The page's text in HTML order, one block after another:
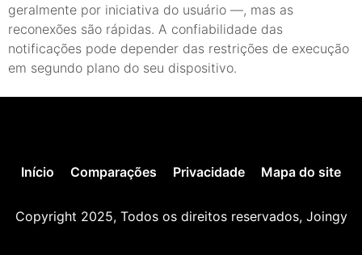
geralmente por iniciativa do usuário —, mas as
reconexões são rápidas. A confiabilidade das
notificações pode depender das restrições de execução
em segundo plano do seu dispositivo.
Início Comparações Privacidade Mapa do site
Copyright 2025, Todos os direitos reservados, Joingy